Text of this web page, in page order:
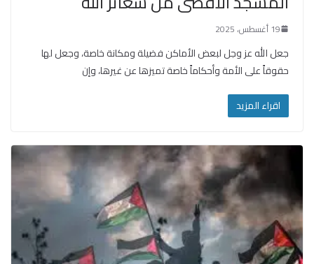
19 أغسطس، 2025
جعل الله عز وجل لبعض الأماكن فضيلة ومكانة خاصة، وجعل لها
حقوقاً على الأمة وأحكاماً خاصة تميزها عن غيرها، وإن
اقراء المزيد